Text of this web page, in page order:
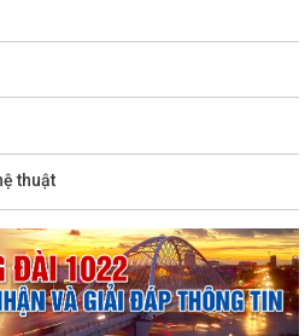
thuật
AN DƯƠNG TỔ CHỨC HỘI NGHỊ LẦN
thăm, tặng quà người có công và gia
TÁC MẶT TRẬN ĐÁNH...
ĐỐI CHIẾU CƠ SỞ DỮ LIỆU ĐẤT ĐAI
DÂY NÓNG TIẾP NHẬN PHẢN ÁNH, TỐ